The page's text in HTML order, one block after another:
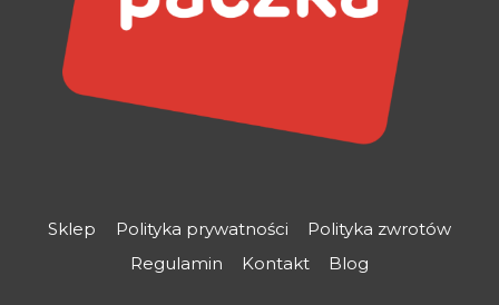
Sklep Polityka prywatności
Polityka zwrotów
Regulamin
Kontakt Blog